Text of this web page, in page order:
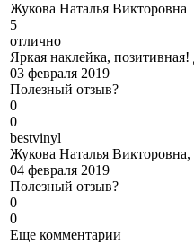
Жукова Наталья Викторовна
5
отлично
Яркая наклейка,
03 февраля 2019
Полезный отзыв?
0
0
bestvinyl
Жукова Наталья Викторовна,
04 февраля 2019
Полезный отзыв?
0
0
Еще комментарии